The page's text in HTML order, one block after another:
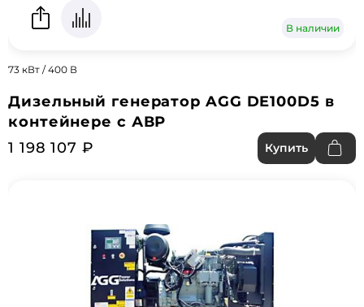
В наличии
73 кВт / 400 В
Дизельный генератор AGG DE100D5 в
контейнере с АВР
1 198 107 ₽
Купить